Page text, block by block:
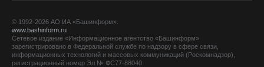
© 1992-2026 АО ИА «Башинформ».
www.bashinform.ru
Сетевое издание «Информационное агентство «Башинформ»
зарегистрировано в Федеральной службе по надзору в сфере связи,
информационных технологий и массовых коммуникаций (Роскомнадзор),
регистрационный номер Эл № ФС77-88040